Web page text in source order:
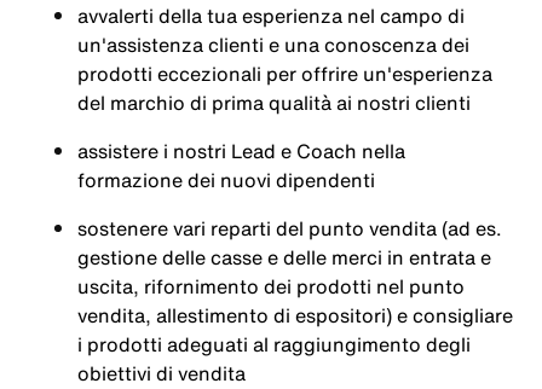
avvalerti della tua esperienza nel campo di
un'assistenza clienti e una conoscenza dei
prodotti eccezionali per offrire un'esperienza
del marchio di prima qualità ai nostri clienti
assistere i nostri Lead e Coach nella
formazione dei nuovi dipendenti
sostenere vari reparti del punto vendita (ad es.
gestione delle casse e delle merci in entrata e
uscita, rifornimento dei prodotti nel punto
vendita, allestimento di espositori) e consigliare
i prodotti adeguati al raggiungimento degli
obiettivi di vendita